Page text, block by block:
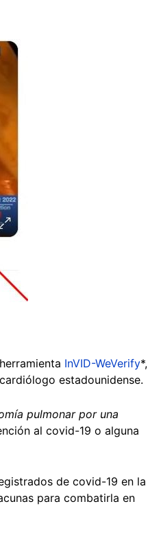
InVID-WeVerify*,
estadounidense.
pulmonar por una
al covid-19 o alguna
de covid-19 en la
para combatirla en